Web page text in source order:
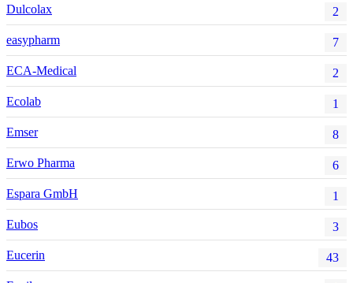
Dulcolax 2
easypharm 7
ECA-Medical 2
Ecolab 1
Emser 8
Erwo Pharma 6
Espara GmbH 1
Eubos 3
Eucerin 43